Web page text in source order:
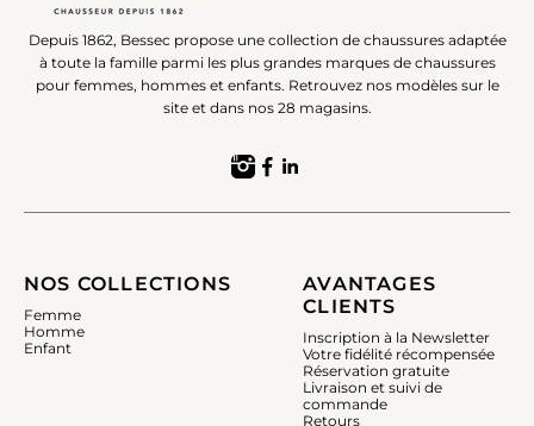
Depuis 1862, Bessec propose une collection de chaussures adaptée
à toute la famille parmi les plus grandes marques de chaussures
pour femmes, hommes et enfants. Retrouvez nos modèles sur le
site et dans nos 28 magasins.
NOS COLLECTIONS
Femme
Homme
Enfant
AVANTAGES
CLIENTS
Inscription à la Newsletter
Votre fidélité récompensée
Réservation gratuite
Livraison et suivi de
commande
Retours